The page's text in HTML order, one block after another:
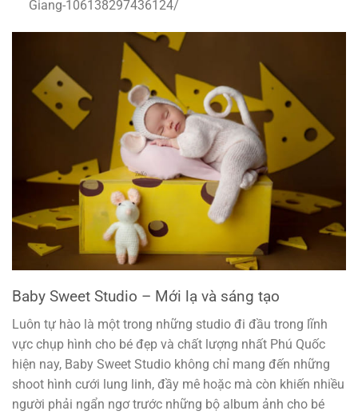
Giang-106138297436124/
Baby Sweet Studio – Mới lạ và sáng tạo
Luôn tự hào là một trong những studio đi đầu trong lĩnh
vực chụp hình cho bé đẹp và chất lượng nhất Phú Quốc
hiện nay, Baby Sweet Studio không chỉ mang đến những
shoot hình cưới lung linh, đầy mê hoặc mà còn khiến nhiều
người phải ngẩn ngơ trước những bộ album ảnh cho bé